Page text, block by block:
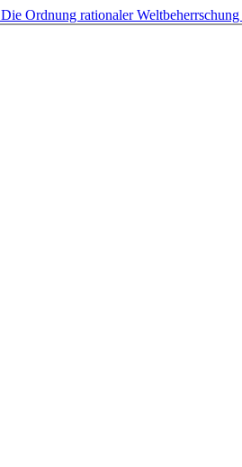
Die Ordnung rationaler Weltbeherrschung